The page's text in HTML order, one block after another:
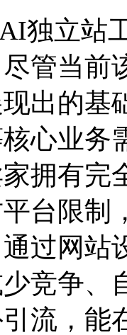
独立站
管当前
出的基
心业务
拥有完
台限制
过网站
竞争、
流，能